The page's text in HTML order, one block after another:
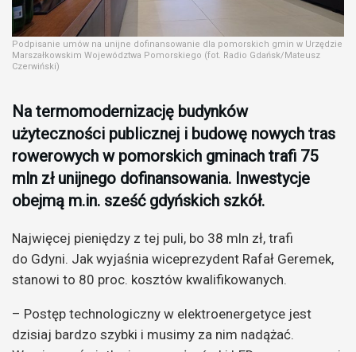
Podpisanie umów na unijne dofinansowanie dla pomorskich gmin w Urzędzie
Marszałkowskim Województwa Pomorskiego (fot. Radio Gdańsk/Mateusz
Czerwiński)
Na termomodernizację budynków
użyteczności publicznej i budowę nowych tras
rowerowych w pomorskich gminach trafi 75
mln zł unijnego dofinansowania. Inwestycje
obejmą m.in. sześć gdyńskich szkół.
Najwięcej pieniędzy z tej puli, bo 38 mln zł, trafi
do Gdyni. Jak wyjaśnia wiceprezydent Rafał Geremek,
stanowi to 80 proc. kosztów kwalifikowanych.
– Postęp technologiczny w elektroenergetyce jest
dzisiaj bardzo szybki i musimy za nim nadążać.